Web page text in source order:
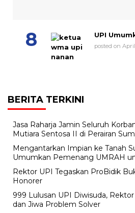
UPI
posted on
BERITA TERKINI
Jasa Raharja Jamin Seluruh
Mutiara Sentosa II di Perairan
Mengantarkan Impian ke Tanah
Umumkan Pemenang UMRAH
Rektor UPI Tegaskan ProBidik
Honorer
999 Lulusan UPI Diwisuda,
dan Jiwa Problem Solver